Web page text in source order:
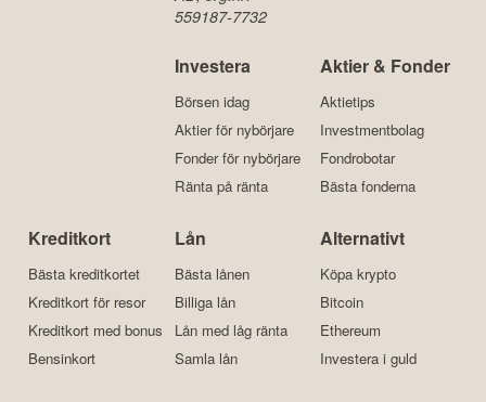
559187-7732
Investera
Börsen idag
Aktier för nybörjare
Fonder för nybörjare
Ränta på ränta
Aktier & Fonder
Aktietips
Investmentbolag
Fondrobotar
Bästa fonderna
Kreditkort
Bästa kreditkortet
Kreditkort för resor
Kreditkort med bonus
Bensinkort
Lån
Bästa lånen
Billiga lån
Lån med låg ränta
Samla lån
Alternativt
Köpa krypto
Bitcoin
Ethereum
Investera i guld